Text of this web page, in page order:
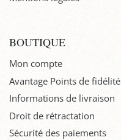
BOUTIQUE
Mon compte
Avantage Points de fidélité
Informations de livraison
Droit de rétractation
Sécurité des paiements